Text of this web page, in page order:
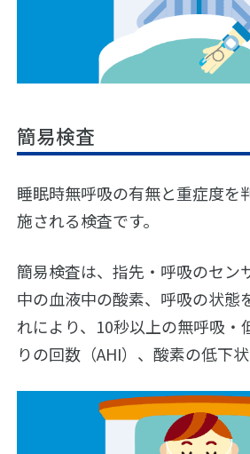
ス
ピ
ス
療
法
ン
ラ
イ
ン
療
簡易検査
睡眠時無呼吸の有無と重症度を
施される検査です。
簡易検査は、指先・呼吸のセン
中の血液中の酸素、呼吸の状態
れにより、10秒以上の無呼吸・
りの回数（AHI）、酸素の低下状